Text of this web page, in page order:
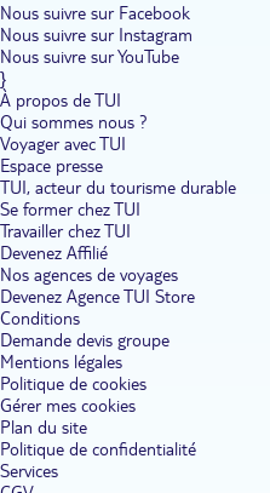
Nous suivre sur Facebook
Nous suivre sur Instagram
Nous suivre sur YouTube
}
À propos de TUI
Qui sommes nous ?
Voyager avec TUI
Espace presse
TUI, acteur du tourisme durable
Se former chez TUI
Travailler chez TUI
Devenez Affilié
Nos agences de voyages
Devenez Agence TUI Store
Conditions
Demande devis groupe
Mentions légales
Politique de cookies
Gérer mes cookies
Plan du site
Politique de confidentialité
Services